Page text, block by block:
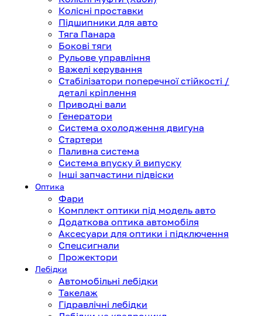
Колісні проставки
Підшипники для авто
Тяга Панара
Бокові тяги
Рульове управління
Важелі керування
Стабілізатори поперечної стійкості /
деталі кріплення
Приводні вали
Генератори
Система охолодження двигуна
Стартери
Паливна система
Система впуску й випуску
Інші запчастини підвіски
Оптика
Фари
Комплект оптики під модель авто
Додаткова оптика автомобіля
Аксесуари для оптики і підключення
Спецсигнали
Прожектори
Лебідки
Автомобільні лебідки
Такелаж
Гідравлічні лебідки